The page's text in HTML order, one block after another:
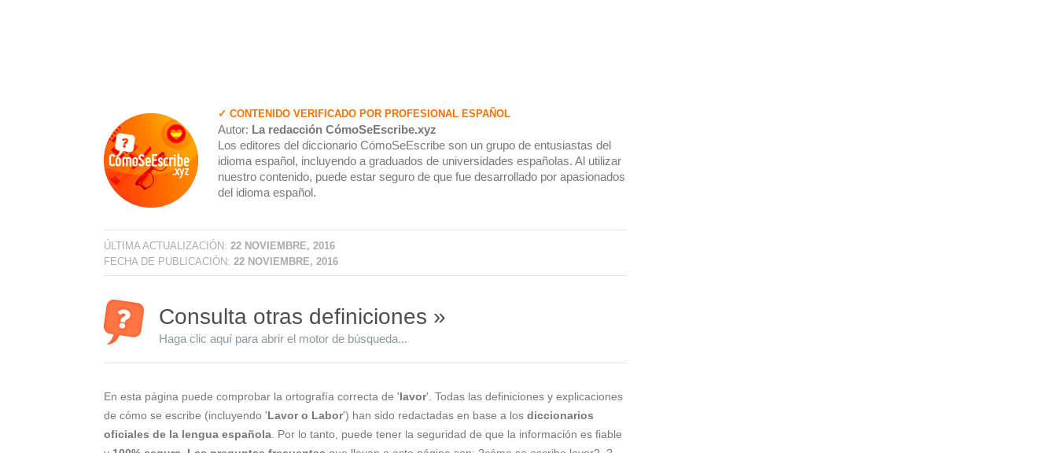
✓ CONTENIDO VERIFICADO POR PROFESIONAL ESPAÑOL
Autor: La redacción CómoSeEscribe.xyz
Los editores del diccionario CómoSeEscribe son un grupo de entusiastas del
idioma español, incluyendo a graduados de universidades españolas. Al utilizar
nuestro contenido, puede estar seguro de que fue desarrollado por apasionados
del idioma español.
ÚLTIMA ACTUALIZACIÓN: 22 NOVIEMBRE, 2016
FECHA DE PUBLICACIÓN: 22 NOVIEMBRE, 2016
Consulta otras definiciones »
Haga clic aquí para abrir el motor de búsqueda...
En esta página puede comprobar la ortografía correcta de 'lavor'. Todas las definiciones y explicaciones
de cómo se escribe (incluyendo 'Lavor o Labor') han sido redactadas en base a los diccionarios
oficiales de la lengua española . Por lo tanto, puede tener la seguridad de que la información es fiable